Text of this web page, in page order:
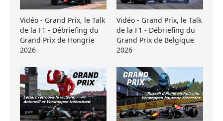
Vidéo - Grand Prix, le Talk
de la F1 - Débriefing du
Grand Prix de Hongrie
2026
Vidéo - Grand Prix, le Talk
de la F1 - Débriefing du
Grand Prix de Belgique
2026